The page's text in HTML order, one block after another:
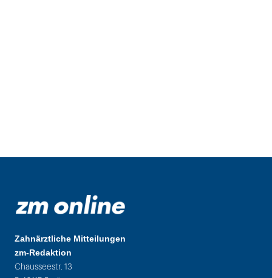
Zahnärztliche Mitteilungen
zm-Redaktion
Chausseestr. 13